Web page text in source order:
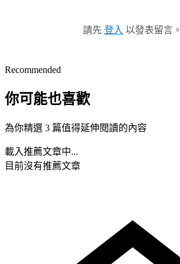
請先 登入 以發表留言。
Recommended
你可能也喜歡
為你精選 3 篇值得延伸閱讀的內容
載入推薦文章中...
目前沒有推薦文章